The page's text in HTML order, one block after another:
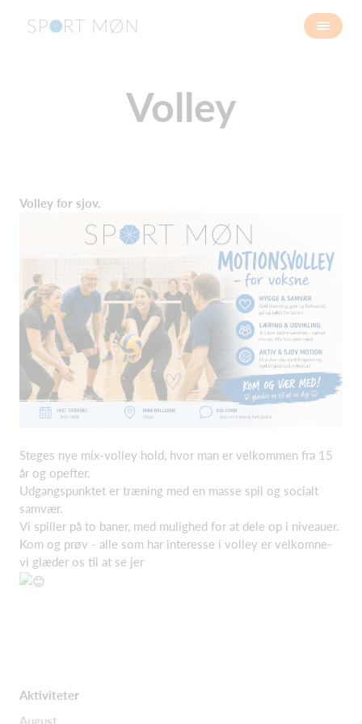
Volley
Volley for sjov.
Steges nye mix-volley hold, hvor man er velkommen fra 15
år og opefter.
Udgangspunktet er træning med en masse spil og socialt
samvær.
Vi spiller på to baner, med mulighed for at dele op i niveauer.
Kom og prøv - alle som har interesse i volley er velkomne-
vi glæder os til at se jer
Aktiviteter
August